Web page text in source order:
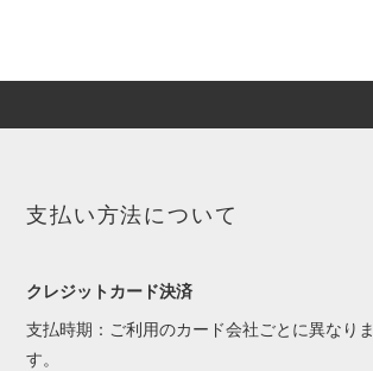
支払い方法について
クレジットカード決済
支払時期：ご利用のカード会社ごとに異なりま
す。